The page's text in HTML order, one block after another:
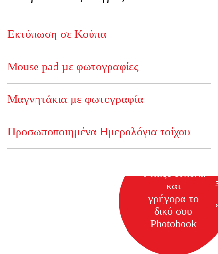
Eκτύπωση σε Κούπα
Mouse pad µε φωτογραφίες
Mαγνητάκια µε φωτογραφία
Προσωποποιημένα Ημερολόγια τοίχου
Φτιάξε εύκολα
και
γρήγορα το
δικό σου
Photobook